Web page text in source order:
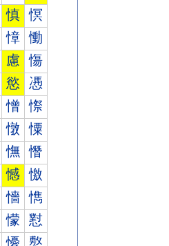
慎 慏
慞 慟
慮 慯
慾 慿
憎 憏
憞 憟
憮 憯
憾 憿
懎 懏
懞 懟
懮 懯